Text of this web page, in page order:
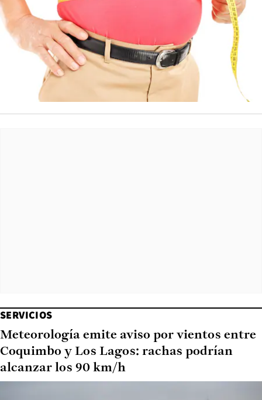
SERVICIOS
Meteorología emite aviso por vientos entre
Coquimbo y Los Lagos: rachas podrían
alcanzar los 90 km/h